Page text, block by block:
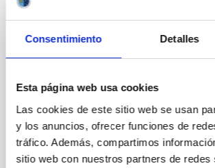
Consentimiento Detalles
Esta página web usa cookies
Las cookies de este sitio web se usan
y los anuncios, ofrecer funciones de
tráfico. Además, compartimos
sitio web con nuestros partners de
El equipo de IACTEC Espacio, el
desarrollo de tecnología espacial para
satélites, participa esta semana en el
celebrado del 17 al 19 de febrero en
séptima edición, el foro internacional se
como uno de los principales puntos de
para el sector de los pequeños satélites,
“Secure Communications & Other Dual
Technologies”. IACTEC Espacio asiste